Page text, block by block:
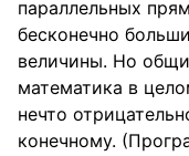
параллельных
бесконечно
величины. Но
математика в
нечто
конечному.